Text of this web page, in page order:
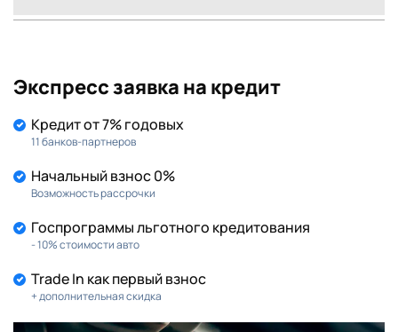
Экспресс заявка на кредит
Кредит от 7% годовых
11 банков-партнеров
Начальный взнос 0%
Возможность рассрочки
Госпрограммы льготного кредитования
- 10% стоимости авто
Trade In как первый взнос
+ дополнительная скидка